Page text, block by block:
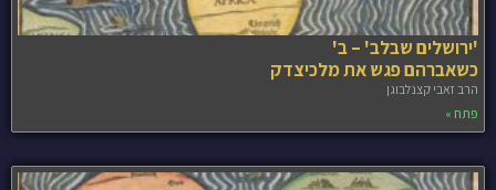
'ירושלים שבלב' – ב'
כשאברהם פגש את מלכיצדק
הרב זאבי קצנלבוגן
פתח »